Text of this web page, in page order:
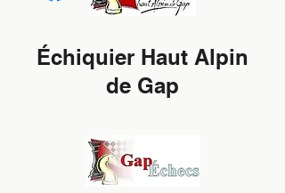
Échiquier Haut Alpin
de Gap